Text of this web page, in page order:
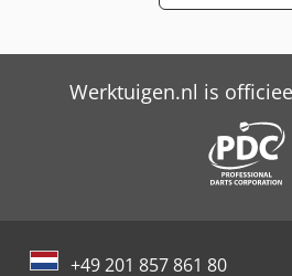
International 743
International 824
International 833
Werktuigen.nl is
+49 201 857 861 80